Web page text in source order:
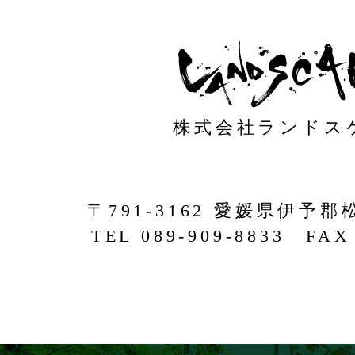
〒791-3162 愛媛県伊予郡
TEL 089-909-8833 FAX
株式会社ランドス